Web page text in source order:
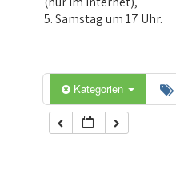
5. Samstag um 17 Uhr.
Kategorien